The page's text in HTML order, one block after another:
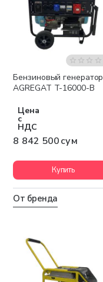
Бесплатная доставка
Бензиновый генератор
AGREGAT T-16000-B
Цена
с
НДС
8 842 500 сум
Купить
От бренда